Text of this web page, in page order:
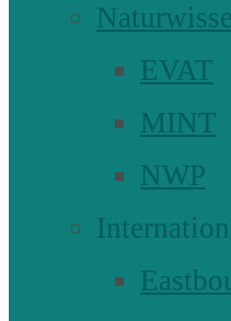
EVAT
MINT
NWP